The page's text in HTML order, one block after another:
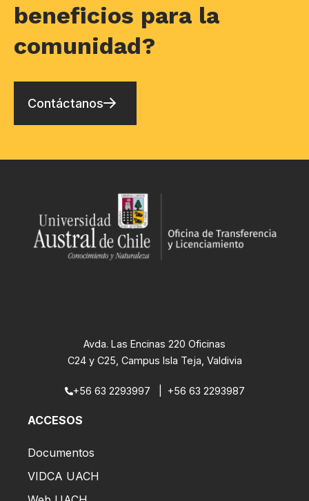
beneficios para la
comunidad?
Contáctanos
Avda. Las Encinas 220 Oficinas
C24 y C25, Campus Isla Teja, Valdivia
+56 63 2293997 +56 63 2293987
ACCESOS
Documentos
VIDCA UACH